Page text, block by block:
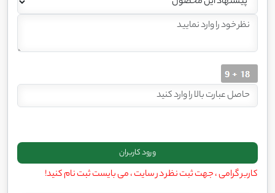
کاربر گرامی ، جهت ثبت نظر در سایت ، می بایست ثبت نام کنید!